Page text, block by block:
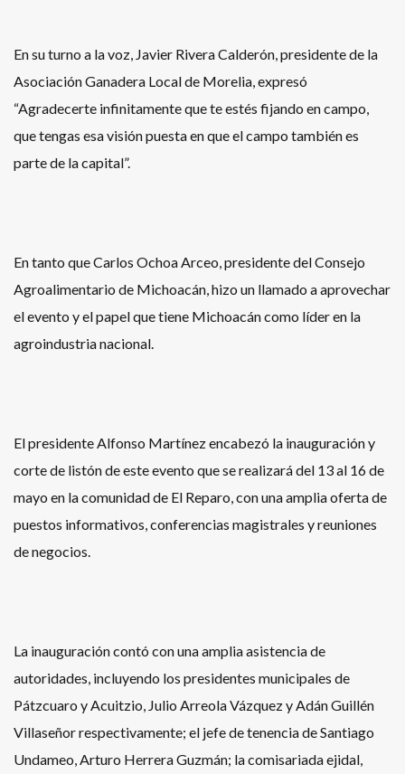
En su turno a la voz, Javier Rivera Calderón, presidente de la
Asociación Ganadera Local de Morelia, expresó
“Agradecerte infinitamente que te estés fijando en campo,
que tengas esa visión puesta en que el campo también es
parte de la capital”.
En tanto que Carlos Ochoa Arceo, presidente del Consejo
Agroalimentario de Michoacán, hizo un llamado a aprovechar
el evento y el papel que tiene Michoacán como líder en la
agroindustria nacional.
El presidente Alfonso Martínez encabezó la inauguración y
corte de listón de este evento que se realizará del 13 al 16 de
mayo en la comunidad de El Reparo, con una amplia oferta de
puestos informativos, conferencias magistrales y reuniones
de negocios.
La inauguración contó con una amplia asistencia de
autoridades, incluyendo los presidentes municipales de
Pátzcuaro y Acuitzio, Julio Arreola Vázquez y Adán Guillén
Villaseñor respectivamente; el jefe de tenencia de Santiago
Undameo, Arturo Herrera Guzmán; la comisariada ejidal,